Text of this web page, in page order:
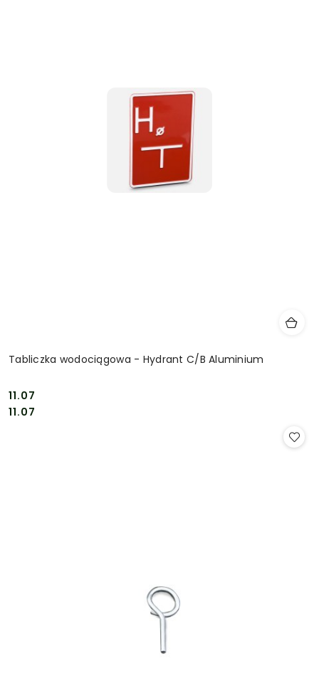
Tabliczka wodociągowa - Hydrant C/B Aluminium
Cena:
11.07
Cena:
11.07